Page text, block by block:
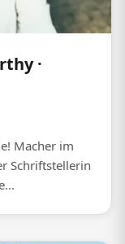
·
Macher im
Schriftstellerin